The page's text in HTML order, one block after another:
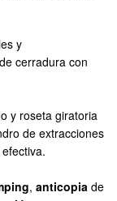
y
cerradura con
y roseta giratoria
de extracciones
,anticopia de